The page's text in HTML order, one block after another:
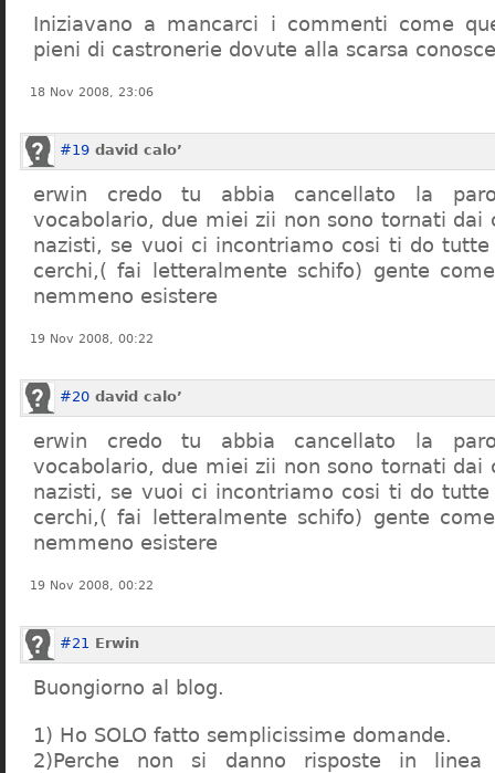
Iniziavano a mancarci i commenti come
pieni di castronerie dovute alla scarsa
18 Nov 2008, 23:06
#19 david calo’
erwin credo tu abbia cancellato la
vocabolario, due miei zii non sono tornati dai
nazisti, se vuoi ci incontriamo cosi ti do tutte
cerchi,( fai letteralmente schifo) gente
nemmeno esistere
19 Nov 2008, 00:22
#20 david calo’
erwin credo tu abbia cancellato la
vocabolario, due miei zii non sono tornati dai
nazisti, se vuoi ci incontriamo cosi ti do tutte
cerchi,( fai letteralmente schifo) gente
nemmeno esistere
19 Nov 2008, 00:22
#21 Erwin
Buongiorno al blog.
1) Ho SOLO fatto semplicissime domande.
2)Perche non si danno risposte in